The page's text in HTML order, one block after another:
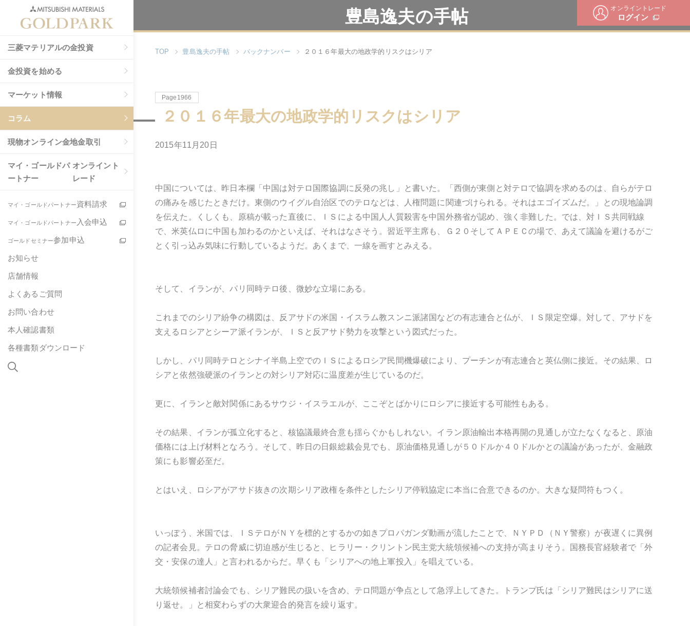
オンライントレード
ログイン
三菱マテリアルの金投資
金投資を始める
マーケット情報
コラム
現物オンライン金地金取引
マイ・ゴールドパ
ートナー
オンライント
レード
マイ・ゴールドパートナー資料請求
マイ・ゴールドパートナー 入会申込
ゴールドセミナー参加申込
お知らせ
店舗情報
よくあるご質問
お問い合わせ
本人確認書類
各種書類ダウンロード
豊島逸夫の手帖
TOP 豊島逸夫の手帖 バックナンバー ２０１６年最大の地政学的リスクはシリア
Page1966
２０１６年最大の地政学的リスクはシリア
2015年11月20日
中国については、昨日本欄「中国は対テロ国際協調に反発の兆し」と書いた。「西側が東側と対テロで協調を求めるのは、自らがテロ
の痛みを感じたときだけ。東側のウイグル自治区でのテロなどは、人権問題に関連づけられる。それはエゴイズムだ。」との現地論調
を伝えた。くしくも、原稿が載った直後に、ＩＳによる中国人人質殺害を中国外務省が認め、強く非難した。では、対ＩＳ共同戦線
で、米英仏ロに中国も加わるのかといえば、それはなさそう。習近平主席も、Ｇ２０そしてＡＰＥＣの場で、あえて議論を避けるがご
とく引っ込み気味に行動しているようだ。あくまで、一線を画すとみえる。
そして、イランが、パリ同時テロ後、微妙な立場にある。
これまでのシリア紛争の構図は、反アサドの米国・イスラム教スンニ派諸国などの有志連合と仏が、ＩＳ限定空爆。対して、アサドを
支えるロシアとシーア派イランが、ＩＳと反アサド勢力を攻撃という図式だった。
しかし、パリ同時テロとシナイ半島上空でのＩＳによるロシア民間機爆破により、プーチンが有志連合と英仏側に接近。その結果、ロ
シアと依然強硬派のイランとの対シリア対応に温度差が生じているのだ。
更に、イランと敵対関係にあるサウジ・イスラエルが、ここぞとばかりにロシアに接近する可能性もある。
その結果、イランが孤立化すると、核協議最終合意も揺らぐかもしれない。イラン原油輸出本格再開の見通しが立たなくなると、原油
価格には上げ材料となろう。そして、昨日の日銀総裁会見でも、原油価格見通しが５０ドルか４０ドルかとの議論があったが、金融政
策にも影響必至だ。
とはいえ、ロシアがアサド抜きの次期シリア政権を条件としたシリア停戦協定に本当に合意できるのか。大きな疑問符もつく。
いっぽう、米国では、ＩＳテロがＮＹを標的とするかの如きプロパガンダ動画が流したことで、ＮＹＰＤ（ＮＹ警察）が夜遅くに異例
の記者会見。テロの脅威に切迫感が生じると、ヒラリー・クリントン民主党大統領候補への支持が高まりそう。国務長官経験者で「外
交・安保の達人」と言われるからだ。早くも「シリアへの地上軍投入」を唱えている。
大統領候補者討論会でも、シリア難民の扱いを含め、テロ問題が争点として急浮上してきた。トランプ氏は「シリア難民はシリアに送
り返せ。」と相変わらずの大衆迎合的発言を繰り返す。